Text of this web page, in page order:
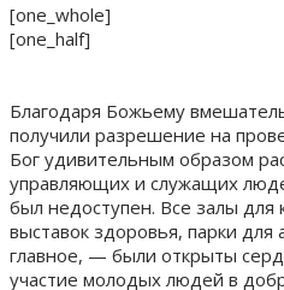
[one_whole]
[one_half]
Благодаря Божьему
получили разрешение на
Бог удивительным образом
управляющих и служащих
был недоступен. Все залы
выставок здоровья, парки
главное, — были открыты
участие молодых людей в